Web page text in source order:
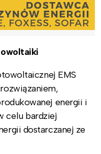
EMS
energii i
celu bardziej
dostarczanej ze